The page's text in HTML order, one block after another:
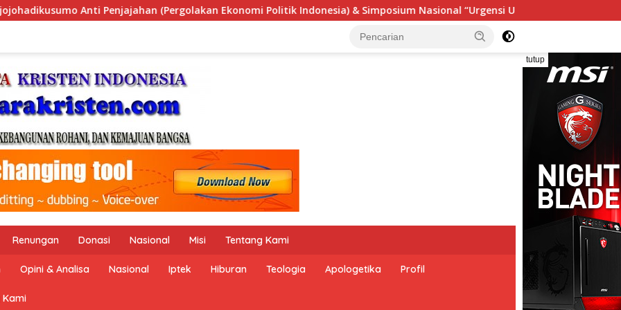
Politik Indonesia) & Simposium Nasional “Urgensi Undang-Undang Perekonomian Nasional dan Kesejahteraan
tutup
Renungan Donasi Nasional Misi Tentang Kami
Opini & Analisa Nasional Iptek Hiburan Teologia Apologetika Profil
Kami